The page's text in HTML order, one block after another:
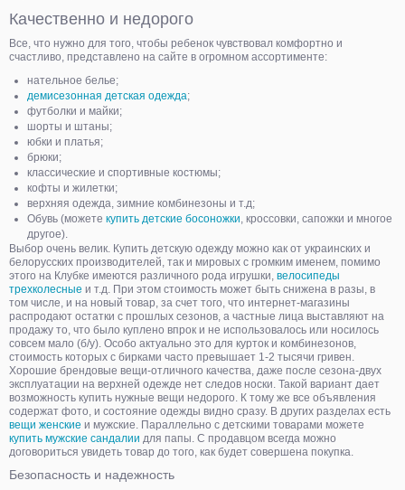
Качественно и недорого
Все, что нужно для того, чтобы ребенок чувствовал комфортно и
счастливо, представлено на сайте в огромном ассортименте:
нательное белье;
демисезонная детская одежда;
футболки и майки;
шорты и штаны;
юбки и платья;
брюки;
классические и спортивные костюмы;
кофты и жилетки;
верхняя одежда, зимние комбинезоны и т.д;
Обувь (можете купить детские босоножки, кроссовки, сапожки и многое
другое).
Выбор очень велик. Купить детскую одежду можно как от украинских и
белорусских производителей, так и мировых с громким именем, помимо
этого на Клубке имеются различного рода игрушки, велосипеды
трехколесные и т.д. При этом стоимость может быть снижена в разы, в
том числе, и на новый товар, за счет того, что интернет-магазины
распродают остатки с прошлых сезонов, а частные лица выставляют на
продажу то, что было куплено впрок и не использовалось или носилось
совсем мало (б/у). Особо актуально это для курток и комбинезонов,
стоимость которых с бирками часто превышает 1-2 тысячи гривен.
Хорошие брендовые вещи-отличного качества, даже после сезона-двух
эксплуатации на верхней одежде нет следов носки. Такой вариант дает
возможность купить нужные вещи недорого. К тому же все объявления
содержат фото, и состояние одежды видно сразу. В других разделах есть
вещи женские и мужские. Параллельно с детскими товарами можете
купить мужские сандалии для папы. С продавцом всегда можно
договориться увидеть товар до того, как будет совершена покупка.
Безопасность и надежность